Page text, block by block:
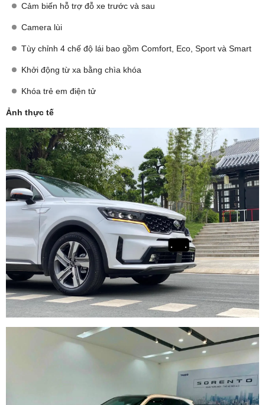
Cảm biến hỗ trợ đỗ xe trước và sau
Camera lùi
Tùy chỉnh 4 chế độ lái bao gồm Comfort, Eco, Sport và Smart
Khởi động từ xa bằng chìa khóa
Khóa trẻ em điện tử
Ảnh thực tế